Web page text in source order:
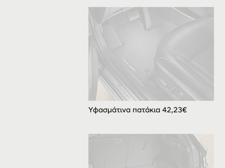
Υφασμάτινα πατάκια 42,23€